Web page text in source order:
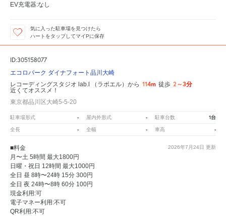
EV充電器:なし
気に入った駐車場を見つけたら
ハートをタップしてマイPに保存
ID:305158077
エコロパーク ダイナフォート品川大崎
レコーディングスタジオ lab.l （ラボエル）から 114m 徒歩 2～3分
近くてオススメ！
東京都品川区大崎5-5-20
駐車場形式 - 屋内外形式 - 駐車台数 1台
全長 - 全幅 - 車高 -
2026年7月24日 更新
■料金
月〜土 5時間 最大1800円
日曜・祝日 12時間 最大1000円
全日 昼 8時〜24時 15分 300円
全日 夜 24時〜8時 60分 100円
現金利用:可
電子マネー利用:不可
QR利用:不可